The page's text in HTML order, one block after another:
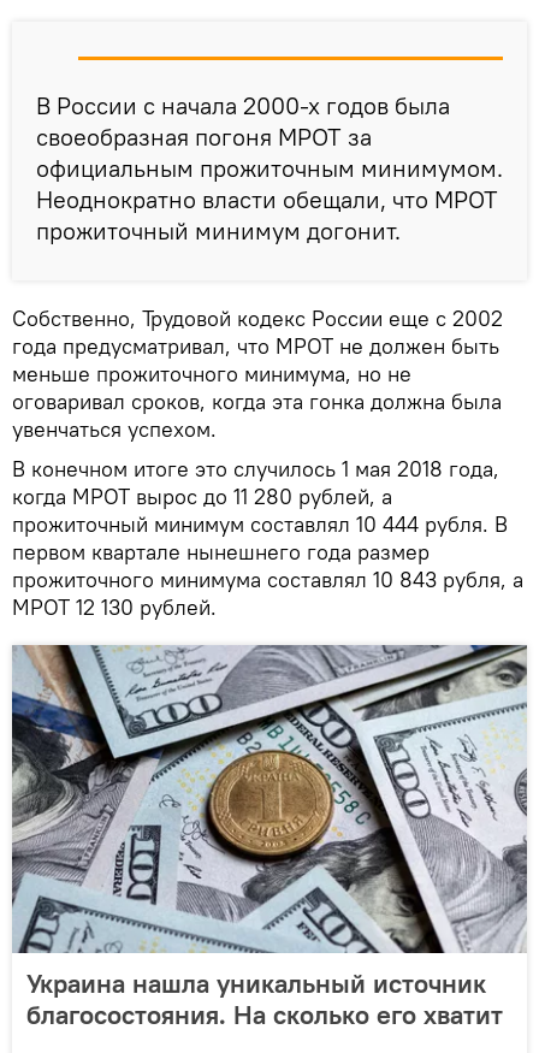
В России с начала 2000-х годов была
своеобразная погоня МРОТ за
официальным прожиточным минимумом.
Неоднократно власти обещали, что МРОТ
прожиточный минимум догонит.
Собственно, Трудовой кодекс России еще с 2002
года предусматривал, что МРОТ не должен быть
меньше прожиточного минимума, но не
оговаривал сроков, когда эта гонка должна была
увенчаться успехом.
В конечном итоге это случилось 1 мая 2018 года,
когда МРОТ вырос до 11 280 рублей, а
прожиточный минимум составлял 10 444 рубля. В
первом квартале нынешнего года размер
прожиточного минимума составлял 10 843 рубля, а
МРОТ 12 130 рублей.
Украина нашла уникальный источник
благосостояния. На сколько его хватит